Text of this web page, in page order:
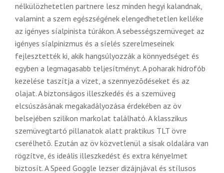
nélkülözhetetlen partnere lesz minden hegyi kalandnak,
valamint a szem egészségének elengedhetetlen kelléke
az igényes síalpinista túrákon. A sebességszemüveget az
igényes síalpinizmus és a síelés szerelmeseinek
fejlesztették ki, akik hangsúlyozzák a könnyedséget és
egyben a legmagasabb teljesítményt. A poharak hidrofób
kezelése taszítja a vizet, a szennyezõdéseket és az
olajat. A biztonságos illeszkedés és a szemüveg
elcsúszásának megakadályozása érdekében az öv
belsejében szilikon markolat található. A klasszikus
szemüvegtartó pillanatok alatt praktikus TLT övre
cserélhetõ. Ezután az öv közvetlenül a sisak oldalára van
rögzítve, és ideális illeszkedést és extra kényelmet
biztosít. A Speed Goggle lezser dizájnjával és stílusos